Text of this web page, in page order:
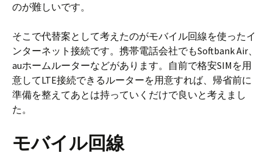
のが難しいです。
そこで代替案として考えたのがモバイル回線を使ったイ
ンターネット接続です。携帯電話会社でもSoftbank Air、
auホームルーターなどがあります。自前で格安SIMを用
意してLTE接続できるルーターを用意すれば、帰省前に
準備を整えてあとは持っていくだけで良いと考えまし
た。
モバイル回線